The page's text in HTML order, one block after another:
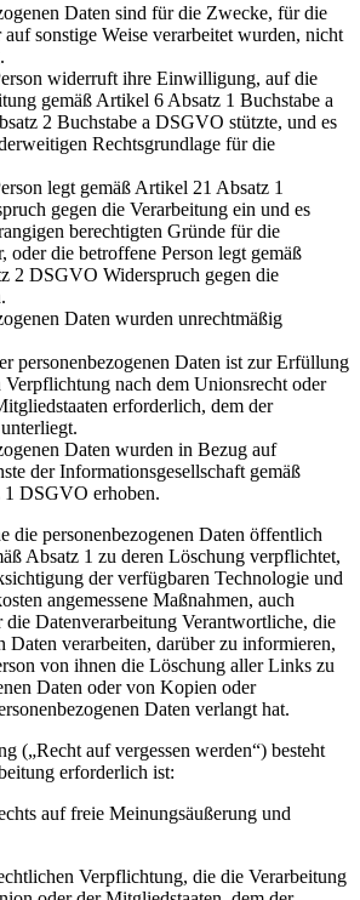
Daten sind für die Zwecke, für die
auf sonstige Weise verarbeitet wurden, nicht
widerruft ihre Einwilligung, auf die
gemäß Artikel 6 Absatz 1 Buchstabe a
2 Buchstabe a DSGVO stützte, und es
Rechtsgrundlage für die
legt gemäß Artikel 21 Absatz 1
gegen die Verarbeitung ein und es
berechtigten Gründe für die
oder die betroffene Person legt gemäß
2 DSGVO Widerspruch gegen die
Daten wurden unrechtmäßig
personenbezogenen Daten ist zur Erfüllung
Verpflichtung nach dem Unionsrecht oder
erforderlich, dem der
Daten wurden in Bezug auf
der Informationsgesellschaft gemäß
DSGVO erhoben.
die personenbezogenen Daten öffentlich
Absatz 1 zu deren Löschung verpflichtet,
der verfügbaren Technologie und
angemessene Maßnahmen, auch
Datenverarbeitung Verantwortliche, die
Daten verarbeiten, darüber zu informieren,
von ihnen die Löschung aller Links zu
Daten oder von Kopien oder
Daten verlangt hat.
(„Recht auf vergessen werden“) besteht
erforderlich ist:
auf freie Meinungsäußerung und
Verpflichtung, die die Verarbeitung